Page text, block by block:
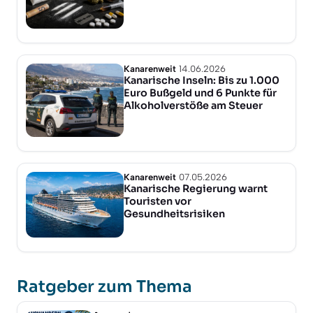
Kanarenweit 14.06.2026
Kanarische Inseln: Bis zu 1.000
Euro Bußgeld und 6 Punkte für
Alkoholverstöße am Steuer
Kanarenweit 07.05.2026
Kanarische Regierung warnt
Touristen vor
Gesundheitsrisiken
Ratgeber zum Thema